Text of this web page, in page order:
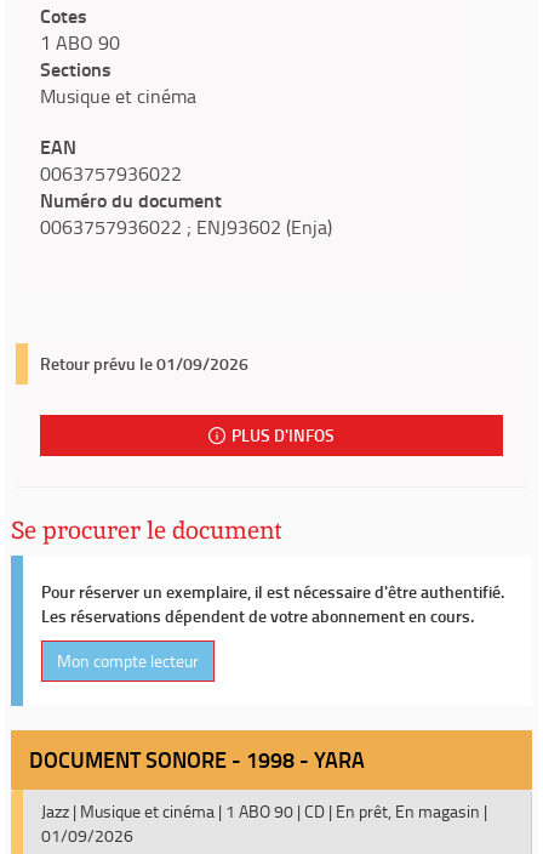
Cotes
1 ABO 90
Sections
Musique et cinéma
EAN
0063757936022
Numéro du document
0063757936022 ; ENJ93602 (Enja)
Retour prévu le 01/09/2026
PLUS D'INFOS
Se procurer le document
Pour réserver un exemplaire, il est nécessaire d'être authentifié.
Les réservations dépendent de votre abonnement en cours.
Mon compte lecteur
DOCUMENT SONORE - 1998 - YARA
Jazz | Musique et cinéma | 1 ABO 90 | CD | En prêt, En magasin |
01/09/2026